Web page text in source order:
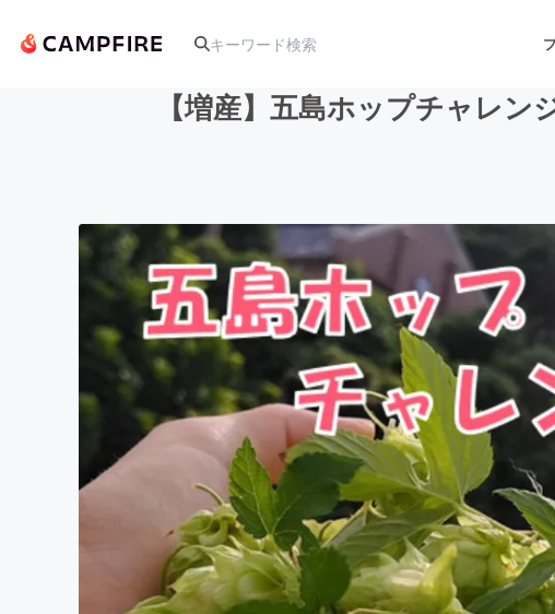
アート・写真 音楽
テクノロジー・ガジェット ゲー
映像・映画 書籍
ビジネス・起業
まちづくり・地域活性化
【増産】五島ホップチャレ